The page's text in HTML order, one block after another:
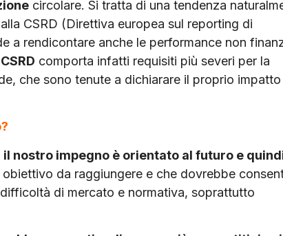
circolare. Si tratta di una tendenza
CSRD (Direttiva europea sul reporting di
a rendicontare anche le performance non
comporta infatti requisiti più severi per la
che sono tenute a dichiarare il proprio impatto
il nostro impegno è orientato al futuro e
da raggiungere e che dovrebbe
di mercato e normativa, soprattutto